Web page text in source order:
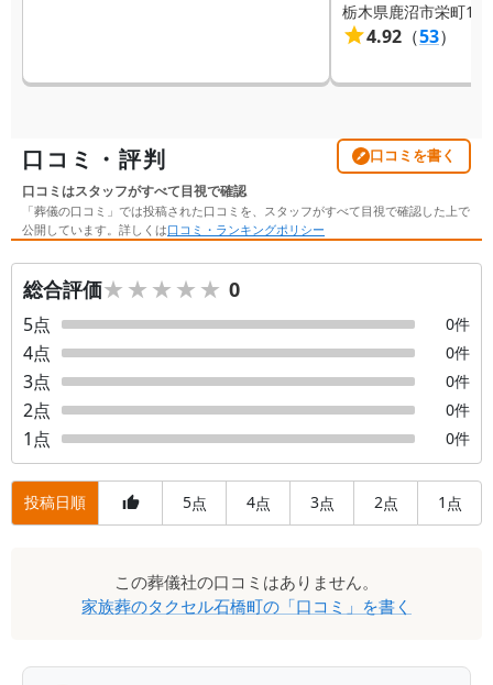
栃木県鹿沼市栄町1-
4.92 （53）
口コミ・評判 口コミを書く
口コミはスタッフがすべて目視で確認
「葬儀の口コミ」では投稿された口コミを、スタッフがすべて目視で確認した上で
公開しています。詳しくは口コミ・ランキングポリシー
総合評価★★★★★
★★★★★ 0
5点 0件
4点 0件
3点 0件
2点 0件
1 点 0件
投稿日順 5点 4点 3点 2点 1 点
この葬儀社の口コミはありません。
家族葬のタクセル石橋町の「口コミ」を書く